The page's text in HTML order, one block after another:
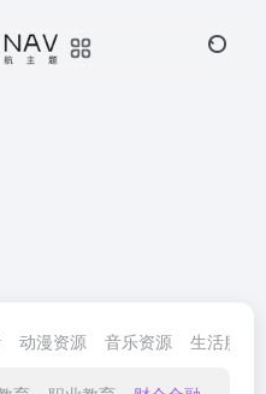
动漫资源 音乐资源 生活服务